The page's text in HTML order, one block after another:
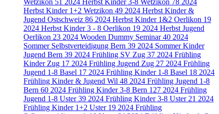
Wetzikon 51 2024 Herbst Kinder 3-8 Wetzikon 78 2024
Herbst Kinder 1+2 Wetzikon 49 2024 Herbst Kinder &
Jugend Ostschweiz 86 2024 Herbst Kinder 1&2 Oerlikon 19
2024 Herbst Kinder 3 - 8 Oerlikon 19 2024 Herbst Jugend
Oerlikon 23 2024 Wooden Dummy Seminar40 2024
Sommer Selbstverteidigung Bern 39 2024 Sommer Kinder
Jugend Bern 39 2024 Frühling SV Zug 37 2024 Frühling
Kinder Zug 17 2024 Frühling Jugend Zug 27 2024 Frühling
Jugend 1-8 Basel 17 2024 Frühling Kinder 1-8 Basel 18 2024
Frühling Kinder & Jugend Wil 48 2024 Frühling Jugend 1-8
Bern 60 2024 Frühling Kinder 3-8 Bern 127 2024 Frühling
Jugend 1-8 Uster39 2024 Frühling Kinder 3-8 Uster 21 2024
Frühling Kinder 1+2 Uster 19 2024 Frühling